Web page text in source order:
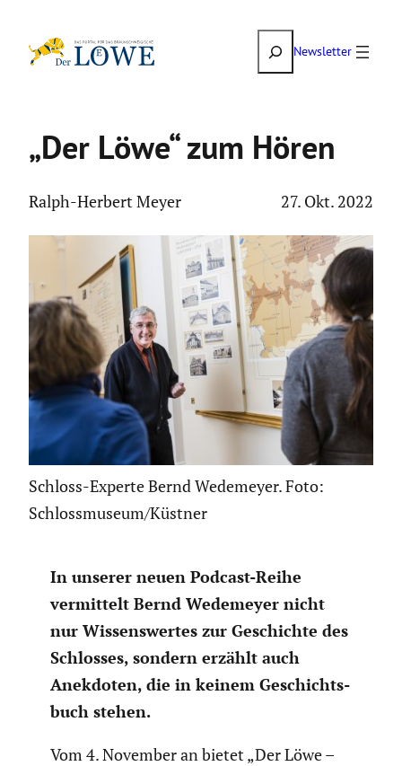
Inhalt
SuchenNewsletter
„Der Löwe“ zum Hören
Ralph-Herbert Meyer 27. Okt. 2022
Schloss-Experte Bernd Wedemeyer. Foto:
Schlossmuseum/Küstner
In unserer neuen Podcast-Reihe
vermit­telt Bernd Wedemeyer nicht
nur Wissens­wertes zur Geschichte des
Schlosses, sondern erzählt auch
Anekdoten, die in keinem Geschichts­
buch stehen.
Vom 4. November an bietet „Der Löwe –